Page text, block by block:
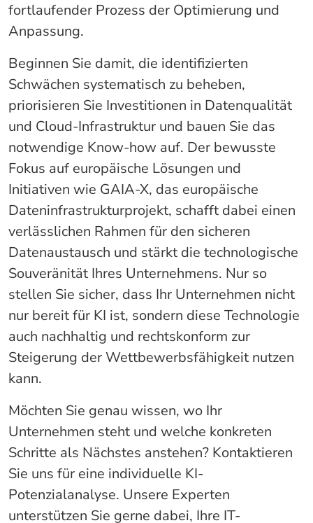
fortlaufender Prozess der Optimierung und
Anpassung.
Beginnen Sie damit, die identifizierten
Schwächen systematisch zu beheben,
priorisieren Sie Investitionen in Datenqualität
und Cloud-Infrastruktur und bauen Sie das
notwendige Know-how auf. Der bewusste
Fokus auf europäische Lösungen und
Initiativen wie GAIA-X, das europäische
Dateninfrastrukturprojekt, schafft dabei einen
verlässlichen Rahmen für den sicheren
Datenaustausch und stärkt die technologische
Souveränität Ihres Unternehmens. Nur so
stellen Sie sicher, dass Ihr Unternehmen nicht
nur bereit für KI ist, sondern diese Technologie
auch nachhaltig und rechtskonform zur
Steigerung der Wettbewerbsfähigkeit nutzen
kann.
Möchten Sie genau wissen, wo Ihr
Unternehmen steht und welche konkreten
Schritte als Nächstes anstehen? Kontaktieren
Sie uns für eine individuelle KI-
Potenzialanalyse. Unsere Experten
unterstützen Sie gerne dabei, Ihre IT-